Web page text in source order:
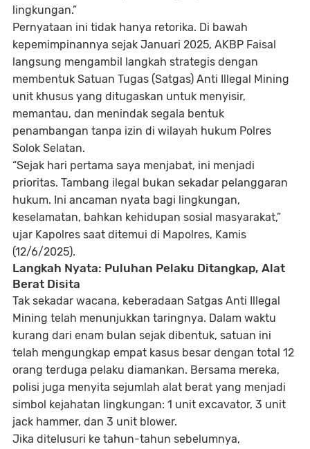
lingkungan.”
Pernyataan ini tidak hanya retorika. Di bawah
kepemimpinannya sejak Januari 2025, AKBP Faisal
langsung mengambil langkah strategis dengan
membentuk Satuan Tugas (Satgas) Anti Illegal Mining
unit khusus yang ditugaskan untuk menyisir,
memantau, dan menindak segala bentuk
penambangan tanpa izin di wilayah hukum Polres
Solok Selatan.
“Sejak hari pertama saya menjabat, ini menjadi
prioritas. Tambang ilegal bukan sekadar pelanggaran
hukum. Ini ancaman nyata bagi lingkungan,
keselamatan, bahkan kehidupan sosial masyarakat,”
ujar Kapolres saat ditemui di Mapolres, Kamis
(12/6/2025).
Langkah Nyata: Puluhan Pelaku Ditangkap, Alat
Berat Disita
Tak sekadar wacana, keberadaan Satgas Anti Illegal
Mining telah menunjukkan taringnya. Dalam waktu
kurang dari enam bulan sejak dibentuk, satuan ini
telah mengungkap empat kasus besar dengan total 12
orang terduga pelaku diamankan. Bersama mereka,
polisi juga menyita sejumlah alat berat yang menjadi
simbol kejahatan lingkungan: 1 unit excavator, 3 unit
jack hammer, dan 3 unit blower.
Jika ditelusuri ke tahun-tahun sebelumnya,